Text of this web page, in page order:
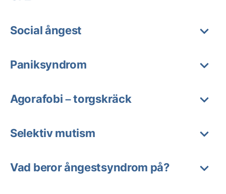
Social ångest
Paniksyndrom
Agorafobi – torgskräck
Selektiv mutism
Vad beror ångestsyndrom på?